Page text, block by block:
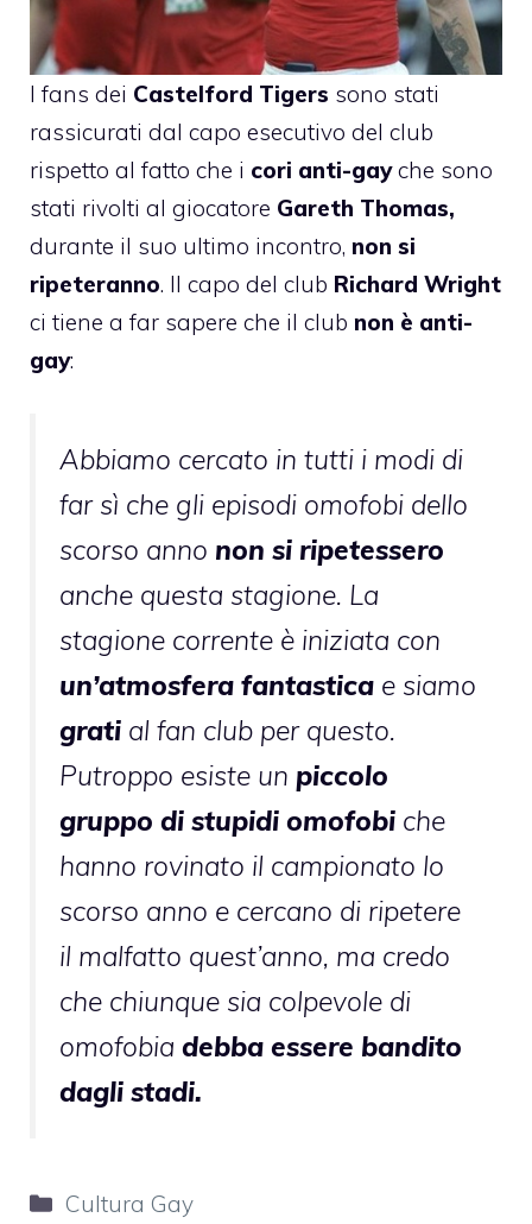
I fans dei Castelford Tigers sono stati
rassicurati dal capo esecutivo del club
rispetto al fatto che i cori anti-gayche sono
stati rivolti al giocatore Gareth Thomas,
durante il suo ultimo incontro, non si
ripeteranno. Il capo del club Richard Wright
ci tiene a far sapere che il club non è anti-
gay:
Abbiamo cercato in tutti i modi di
far sì che gli episodi omofobi dello
scorso anno non si ripetessero
anche questa stagione. La
stagione corrente è iniziata con
un’atmosfera fantastica e siamo
grati al fan club per questo.
Putroppo esiste un piccolo
gruppo di stupidi omofobi che
hanno rovinato il campionato lo
scorso anno e cercano di ripetere
il malfatto quest’anno, ma credo
che chiunque sia colpevole di
omofobia debba essere bandito
dagli stadi.
Categorie
Cultura Gay